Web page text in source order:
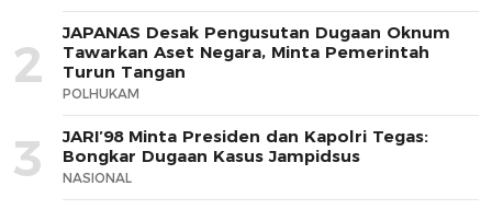
2
JAPANAS Desak Pengusutan Dugaan Oknum
Tawarkan Aset Negara, Minta Pemerintah
Turun Tangan
POLHUKAM
3
JARI’98 Minta Presiden dan Kapolri Tegas:
Bongkar Dugaan Kasus Jampidsus
NASIONAL